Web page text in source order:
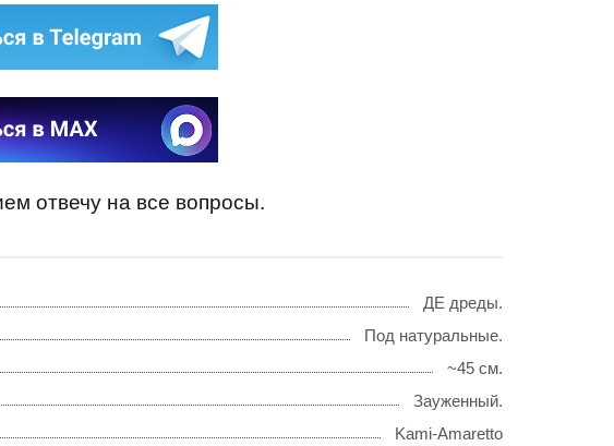
отвечу на все вопросы.
ДЕ дреды.
Под натуральные.
~45 см.
Зауженный.
Kami-Amaretto